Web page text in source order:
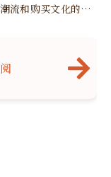
流和购买文化的影